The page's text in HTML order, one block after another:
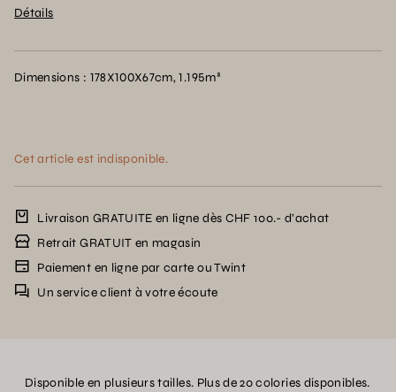
Détails
Dimensions : 178X100X67cm, 1.195m³
Cet article est indisponible.
Livraison GRATUITE en ligne dès CHF 100.- d’achat
Retrait GRATUIT en magasin
Paiement en ligne par carte ou Twint
Un service client à votre écoute
Disponible en plusieurs tailles. Plus de 20 colories disponibles.